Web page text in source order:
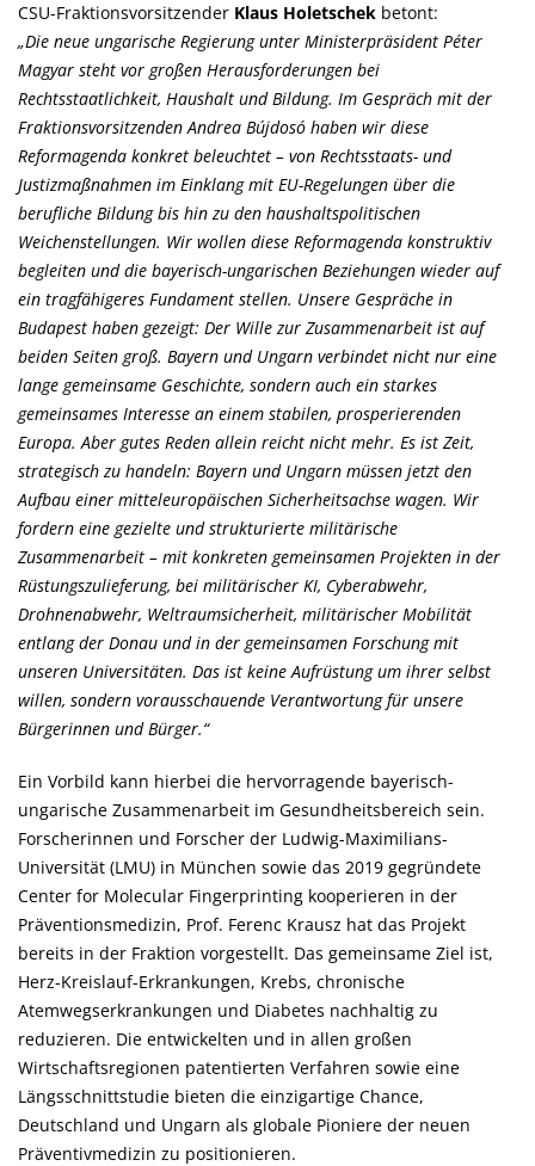
CSU-Fraktionsvorsitzender Klaus Holetschek betont:
Die neue ungarische Regierung unter Ministerpräsident Péter
Magyar steht vor großen Herausforderungen bei
Rechtsstaatlichkeit, Haushalt und Bildung. Im Gespräch mit der
Fraktionsvorsitzenden Andrea Bújdosó haben wir diese
Reformagenda konkret beleuchtet – von Rechtsstaats- und
Justizmaßnahmen im Einklang mit EU-Regelungen über die
berufliche Bildung bis hin zu den haushaltspolitischen
Weichenstellungen. Wir wollen diese Reformagenda konstruktiv
begleiten und die bayerisch-ungarischen Beziehungen wieder auf
ein tragfähigeres Fundament stellen. Unsere Gespräche in
Budapest haben gezeigt: Der Wille zur Zusammenarbeit ist auf
beiden Seiten groß. Bayern und Ungarn verbindet nicht nur eine
lange gemeinsame Geschichte, sondern auch ein starkes
gemeinsames Interesse an einem stabilen, prosperierenden
Europa. Aber gutes Reden allein reicht nicht mehr. Es ist Zeit,
strategisch zu handeln: Bayern und Ungarn müssen jetzt den
Aufbau einer mitteleuropäischen Sicherheitsachse wagen. Wir
fordern eine gezielte und strukturierte militärische
Zusammenarbeit – mit konkreten gemeinsamen Projekten in der
Rüstungszulieferung, bei militärischer KI, Cyberabwehr,
Drohnenabwehr, Weltraumsicherheit, militärischer Mobilität
entlang der Donau und in der gemeinsamen Forschung mit
unseren Universitäten. Das ist keine Aufrüstung um ihrer selbst
willen, sondern vorausschauende Verantwortung für unsere
Bürgerinnen und Bürger.“
Ein Vorbild kann hierbei die hervorragende bayerisch-
ungarische Zusammenarbeit im Gesundheitsbereich sein.
Forscherinnen und Forscher der Ludwig-Maximilians-
Universität (LMU) in München sowie das 2019 gegründete
Center for Molecular Fingerprinting kooperieren in der
Präventionsmedizin, Prof. Ferenc Krausz hat das Projekt
bereits in der Fraktion vorgestellt. Das gemeinsame Ziel ist,
Herz-Kreislauf-Erkrankungen, Krebs, chronische
Atemwegserkrankungen und Diabetes nachhaltig zu
reduzieren. Die entwickelten und in allen großen
Wirtschaftsregionen patentierten Verfahren sowie eine
Längsschnittstudie bieten die einzigartige Chance,
Deutschland und Ungarn als globale Pioniere der neuen
Präventivmedizin zu positionieren.